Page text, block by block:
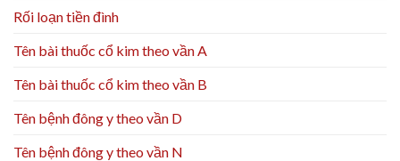
Rối loạn tiền đình
Tên bài thuốc cổ kim theo vần A
Tên bài thuốc cổ kim theo vần B
Tên bệnh đông y theo vần D
Tên bệnh đông y theo vần N